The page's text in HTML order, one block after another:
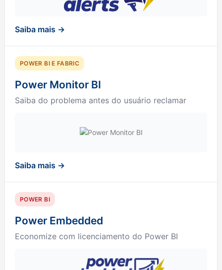
Saiba mais →
POWER BI E FABRIC
Power Monitor BI
Saiba do problema antes do usuário reclamar
Saiba mais →
POWER BI
Power Embedded
Economize com licenciamento do Power BI